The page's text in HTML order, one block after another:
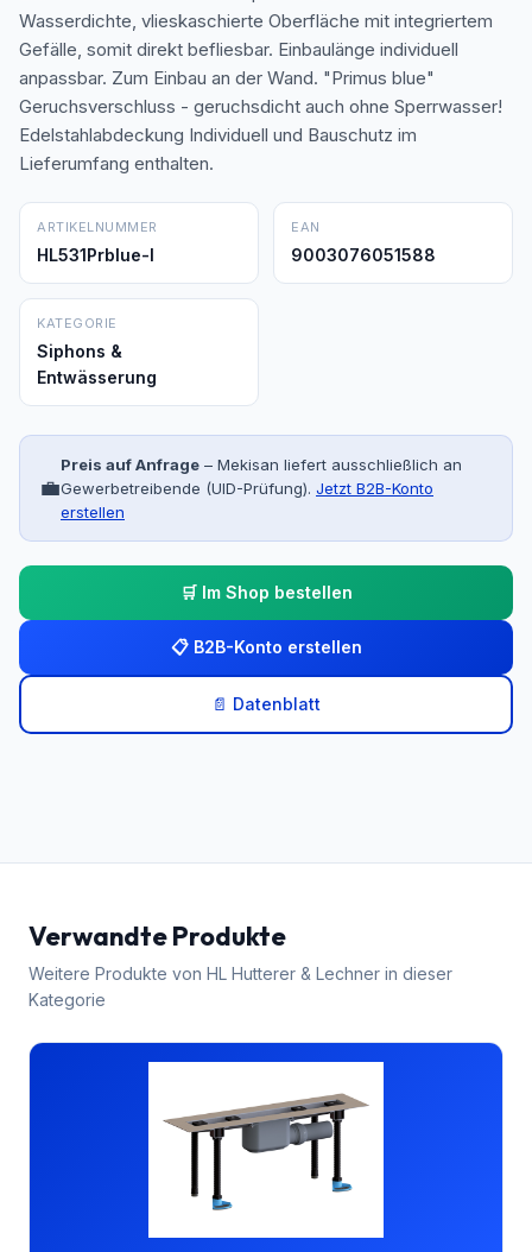
Wasserdichte, vlieskaschierte Oberfläche mit integriertem
Gefälle, somit direkt befliesbar. Einbaulänge individuell
anpassbar. Zum Einbau an der Wand. "Primus blue"
Geruchsverschluss - geruchsdicht auch ohne Sperrwasser!
Edelstahlabdeckung Individuell und Bauschutz im
Lieferumfang enthalten.
ARTIKELNUMMER
HL531Prblue-I
EAN
9003076051588
KATEGORIE
Siphons &
Entwässerung
💼
Preis auf Anfrage – Mekisan liefert ausschließlich an
Gewerbetreibende (UID-Prüfung). Jetzt B2B-Konto
erstellen
🛒 Im Shop bestellen
📋 B2B-Konto erstellen
📄 Datenblatt
Verwandte Produkte
Weitere Produkte von HL Hutterer & Lechner in dieser
Kategorie